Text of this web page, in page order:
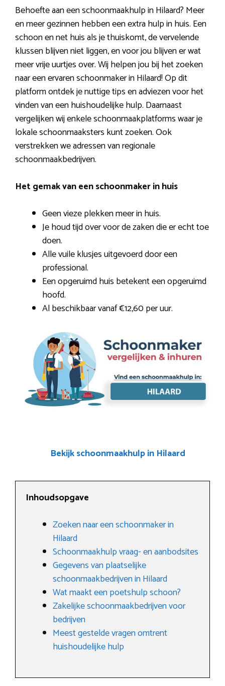
Behoefte aan een schoonmaakhulp in Hilaard? Meer
en meer gezinnen hebben een extra hulp in huis. Een
schoon en net huis als je thuiskomt, de vervelende
klussen blijven niet liggen, en voor jou blijven er wat
meer vrije uurtjes over. Wij helpen jou bij het zoeken
naar een ervaren schoonmaker in Hilaard! Op dit
platform ontdek je nuttige tips en adviezen voor het
vinden van een huishoudelijke hulp. Daarnaast
vergelijken wij enkele schoonmaakplatforms waar je
lokale schoonmaaksters kunt zoeken. Ook
verstrekken we adressen van regionale
schoonmaakbedrijven.
Het gemak van een schoonmaker in huis
Geen vieze plekken meer in huis.
Je houd tijd over voor de zaken die er echt toe
doen.
Alle vuile klusjes uitgevoerd door een
professional.
Een opgeruimd huis betekent een opgeruimd
hoofd.
Al beschikbaar vanaf €12,60 per uur.
Bekijk schoonmaakhulp in Hilaard
Inhoudsopgave
Zoeken naar een schoonmaker in
Hilaard
Schoonmaakhulp vraag- en aanbodsites
Gegevens van plaatselijke
schoonmaakbedrijven in Hilaard
Wat maakt een poetshulp schoon?
Zakelijke schoonmaakbedrijven voor
bedrijven
Meest gestelde vragen omtrent
huishoudelijke hulp